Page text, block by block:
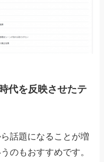
代を反映させたテ
話題になることが増
のもおすすめです。